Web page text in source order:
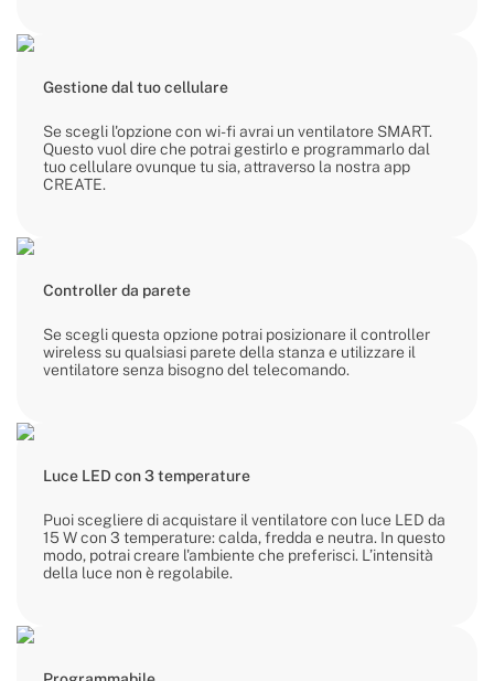
Gestione dal tuo cellulare
Se scegli l'opzione con wi-fi avrai un ventilatore SMART.
Questo vuol dire che potrai gestirlo e programmarlo dal
tuo cellulare ovunque tu sia, attraverso la nostra app
CREATE.
Controller da parete
Se scegli questa opzione potrai posizionare il controller
wireless su qualsiasi parete della stanza e utilizzare il
ventilatore senza bisogno del telecomando.
Luce LED con 3 temperature
Puoi scegliere di acquistare il ventilatore con luce LED da
15 W con 3 temperature: calda, fredda e neutra. In questo
modo, potrai creare l'ambiente che preferisci. L’intensità
della luce non è regolabile.